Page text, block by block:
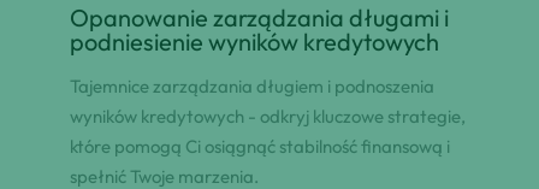
Opanowanie zarządzania długami i
podniesienie wyników kredytowych
Tajemnice zarządzania długiem i podnoszenia
wyników kredytowych - odkryj kluczowe strategie,
które pomogą Ci osiągnąć stabilność finansową i
spełnić Twoje marzenia.